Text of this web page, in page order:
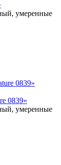
умеренные
0839»
умеренные